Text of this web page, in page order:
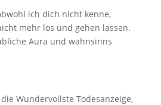
ich dich nicht kenne,
mehr los und gehen lassen.
Aura und wahnsinns
Wundervollste Todesanzeige,